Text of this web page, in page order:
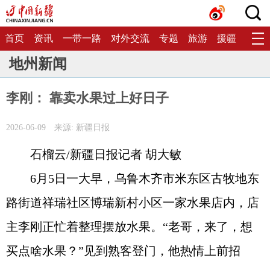
首页 资讯 一带一路 对外交流 专题 旅游 援疆 生态
地州新闻
李刚： 靠卖水果过上好日子
2026-06-09 来源: 新疆日报
石榴云/新疆日报记者 胡大敏
6月5日一大早，乌鲁木齐市米东区古牧地东
路街道祥瑞社区博瑞新村小区一家水果店内，店
主李刚正忙着整理摆放水果。“老哥，来了，想
买点啥水果？”见到熟客登门，他热情上前招